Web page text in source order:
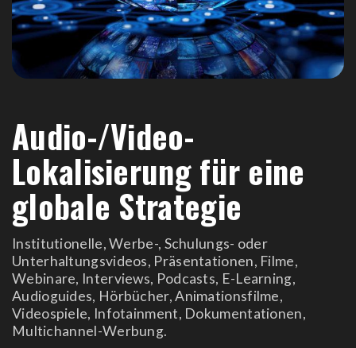
Audio-/Video-
Lokalisierung für eine
globale Strategie
Institutionelle, Werbe-, Schulungs- oder
Unterhaltungsvideos, Präsentationen, Filme,
Webinare, Interviews, Podcasts, E-Learning,
Audioguides, Hörbücher, Animationsfilme,
Videospiele, Infotainment, Dokumentationen,
Multichannel-Werbung.